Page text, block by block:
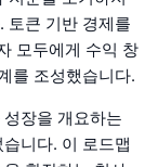
토큰 기반 경제를
모두에게 수익 창
를 조성했습니다.
장을 개요하는
니다. 이 로드맵